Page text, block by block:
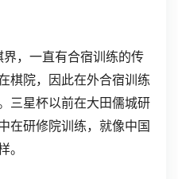
，一直有合宿训练的传
棋院，因此在外合宿训练
三星杯以前在大田儒城研
在研修院训练，就像中国
。